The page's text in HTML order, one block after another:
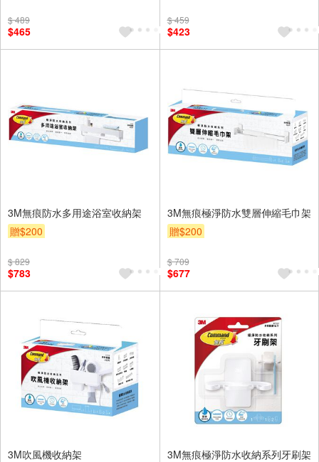
$ 489
$465
$ 459
$423
3M無痕防水多用途浴室收納架
贈$200
$ 829
$783
3M無痕極淨防水雙層伸縮毛巾架
贈$200
$ 709
$677
3M吹風機收納架
3M無痕極淨防水收納系列牙刷架